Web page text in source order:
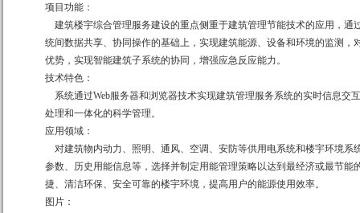
项目功能：
建筑楼宇综合管理服务建设的重点侧重于建筑管理节能技术的应用，
统间数据共享、协同操作的基础上，实现建筑能源、设备和环境的监测
优势，实现智能建筑子系统的协同，增强应急反应能力。
技术特色：
系统通过Web服务器和浏览器技术实现建筑管理服务系统的实时信息交
处理和一体化的科学管理。
应用领域：
对建筑物内动力、照明、通风、空调、安防等供用电系统和楼宇环境
参数、历史用能信息等，选择并制定用能管理策略以达到最经济或最节
捷、清洁环保、安全可靠的楼宇环境，提高用户的能源使用效率。
图片：